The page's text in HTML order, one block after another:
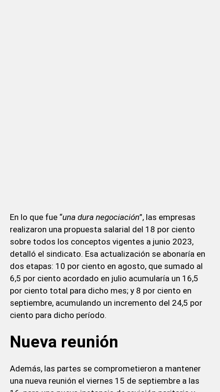
En lo que fue “una dura negociación”, las empresas
realizaron una propuesta salarial del 18 por ciento
sobre todos los conceptos vigentes a junio 2023,
detalló el sindicato. Esa actualización se abonaría en
dos etapas: 10 por ciento en agosto, que sumado al
6,5 por ciento acordado en julio acumularía un 16,5
por ciento total para dicho mes; y 8 por ciento en
septiembre, acumulando un incremento del 24,5 por
ciento para dicho período.
Nueva reunión
Además, las partes se comprometieron a mantener
una nueva reunión el viernes 15 de septiembre a las